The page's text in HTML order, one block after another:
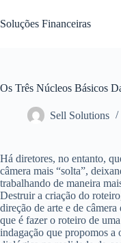
para
o
Soluções Financeiras
Os Três Núcleos Básicos
Sell Solutions
Há diretores, no entanto,
câmera mais “solta”,
trabalhando de maneira
Destruir a criação do
direção de arte e de
que é fazer o roteiro de
indagação que propomos